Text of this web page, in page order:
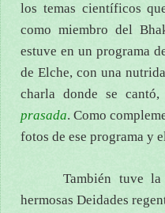
los temas científicos
como miembro del
estuve en un programa
de Elche, con una
charla donde se
prasada. Como
fotos de ese programa y
También tuve la
hermosas Deidades